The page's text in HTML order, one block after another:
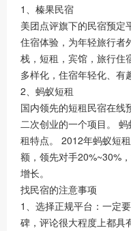
1、榛果民宿
美团点评旗下的民宿预定
住宿体验，为年轻旅行者
栈，短租，宾馆，旅行住
多样化，住宿年轻化、有
2、蚂蚁短租
国内领先的短租民宿在线
二次创业的一个项目。
租特点。 2012年蚂蚁短
额，领先对手20%~30%
增长。
找民宿的注意事项
1、选择正规平台：一定
碑，评论很大程度上都具